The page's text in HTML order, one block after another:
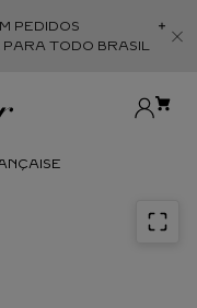
PEDIDOS
PARA TODO BRASIL